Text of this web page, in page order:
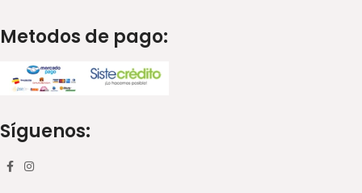
Metodos de pago:
Síguenos: